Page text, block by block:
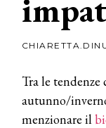
News
aziende
Tra le tendenze
autunno/
menzionare il